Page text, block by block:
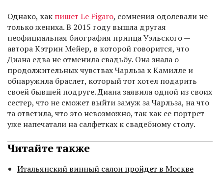
Однако, как пишет Le Figaro, сомнения одолевали не
только жениха. В 2015 году вышла другая
неофициальная биография принца Уэльского —
автора Кэтрин Мейер, в которой говорится, что
Диана едва не отменила свадьбу. Она знала о
продолжительных чувствах Чарльза к Камилле и
обнаружила браслет, который тот хотел подарить
своей бывшей подруге. Диана заявила одной из своих
сестер, что не сможет выйти замуж за Чарльза, на что
та ответила, что это невозможно, так как ее портрет
уже напечатали на салфетках к свадебному столу.
Читайте также
Итальянский винный салон пройдет в Москве